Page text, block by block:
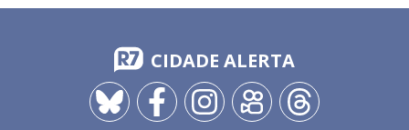
CIDADE ALERTA